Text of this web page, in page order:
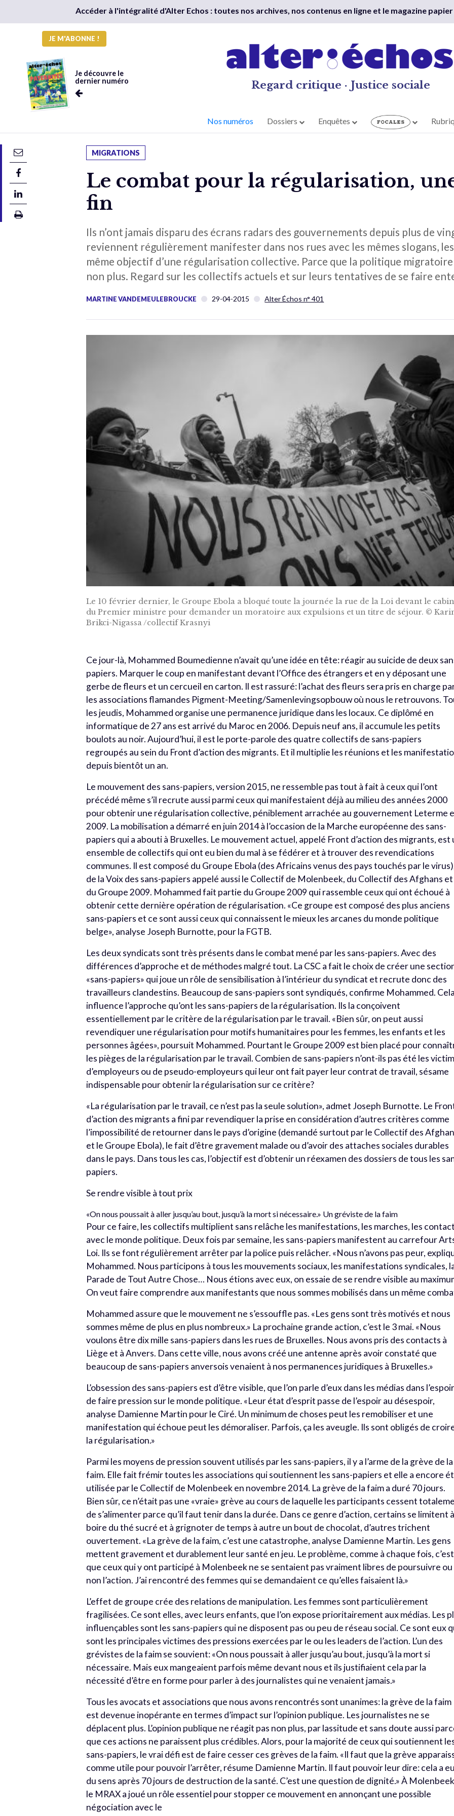
Accéder à l'intégralité d'Alter Echos : toutes nos archives, nos contenus en ligne et le magazine papier
JE M'ABONNE !
Je découvre le
dernier numéro
Regard critique · Justice sociale
Nos numéros Dossiers Enquêtes
MIGRATIONS
Le combat pour la régularisation,
fin
Ils n’ont jamais disparu des écrans radars des gouvernements depuis plus de
reviennent régulièrement manifester dans nos rues avec les mêmes slogans,
même objectif d’une régularisation collective. Parce que la politique migratoire
non plus. Regard sur les collectifs actuels et sur leurs tentatives de se faire
MARTINE VANDEMEULEBROUCKE 29-04-2015 Alter Échos n° 401
Le 10 février dernier, le Groupe Ebola a bloqué toute la journée la rue de la Loi devant le
du Premier ministre pour demander un moratoire aux expulsions et un titre de séjour. ©
Brikci-Nigassa /collectif Krasnyi
Ce jour-là, Mohammed Boumedienne n’avait qu’une idée en tête: réagir au suicide de deux
papiers. Marquer le coup en manifestant devant l’Office des étrangers et en y déposant une
gerbe de fleurs et un cercueil en carton. Il est rassuré: l’achat des fleurs sera pris en charge
les associations flamandes Pigment-Meeting/Samenlevingsopbouw où nous le retrouvons.
les jeudis, Mohammed organise une permanence juridique dans les locaux. Ce diplômé en
informatique de 27 ans est arrivé du Maroc en 2006. Depuis neuf ans, il accumule les petits
boulots au noir. Aujourd’hui, il est le porte-parole des quatre collectifs de sans-papiers
regroupés au sein du Front d’action des migrants. Et il multiplie les réunions et les
depuis bientôt un an.
Le mouvement des sans-papiers, version 2015, ne ressemble pas tout à fait à ceux qui l’ont
précédé même s’il recrute aussi parmi ceux qui manifestaient déjà au milieu des années 2000
pour obtenir une régularisation collective, péniblement arrachée au gouvernement Leterme
2009. La mobilisation a démarré en juin 2014 à l’occasion de la Marche européenne des sans-
papiers qui a abouti à Bruxelles. Le mouvement actuel, appelé Front d’action des migrants, est
ensemble de collectifs qui ont eu bien du mal à se fédérer et à trouver des revendications
communes. Il est composé du Groupe Ebola (des Africains venus des pays touchés par le
de la Voix des sans-papiers appelé aussi le Collectif de Molenbeek, du Collectif des Afghans et
du Groupe 2009. Mohammed fait partie du Groupe 2009 qui rassemble ceux qui ont échoué à
obtenir cette dernière opération de régularisation. «Ce groupe est composé des plus anciens
sans-papiers et ce sont aussi ceux qui connaissent le mieux les arcanes du monde politique
belge», analyse Joseph Burnotte, pour la FGTB.
Les deux syndicats sont très présents dans le combat mené par les sans-papiers. Avec des
différences d’approche et de méthodes malgré tout. La CSC a fait le choix de créer une
«sans-papiers» qui joue un rôle de sensibilisation à l’intérieur du syndicat et recrute donc des
travailleurs clandestins. Beaucoup de sans-papiers sont syndiqués, confirme Mohammed. Cela
influence l’approche qu’ont les sans-papiers de la régularisation. Ils la conçoivent
essentiellement par le critère de la régularisation par le travail. «Bien sûr, on peut aussi
revendiquer une régularisation pour motifs humanitaires pour les femmes, les enfants et les
personnes âgées», poursuit Mohammed. Pourtant le Groupe 2009 est bien placé pour
les pièges de la régularisation par le travail. Combien de sans-papiers n’ont-ils pas été les
d’employeurs ou de pseudo-employeurs qui leur ont fait payer leur contrat de travail, sésame
indispensable pour obtenir la régularisation sur ce critère?
«La régularisation par le travail, ce n’est pas la seule solution», admet Joseph Burnotte. Le
d’action des migrants a fini par revendiquer la prise en considération d’autres critères comme
l’impossibilité de retourner dans le pays d’origine (demandé surtout par le Collectif des
et le Groupe Ebola), le fait d’être gravement malade ou d’avoir des attaches sociales durables
dans le pays. Dans tous les cas, l’objectif est d’obtenir un réexamen des dossiers de tous les
papiers.
Se rendre visible à tout prix
«On nous poussait à aller jusqu’au bout, jusqu’à la mort si nécessaire.» Un gréviste de la faim
Pour ce faire, les collectifs multiplient sans relâche les manifestations, les marches, les
avec le monde politique. Deux fois par semaine, les sans-papiers manifestent au carrefour
Loi. Ils se font régulièrement arrêter par la police puis relâcher. «Nous n’avons pas peur,
Mohammed. Nous participons à tous les mouvements sociaux, les manifestations syndicales,
Parade de Tout Autre Chose… Nous étions avec eux, on essaie de se rendre visible au
On veut faire comprendre aux manifestants que nous sommes mobilisés dans un même
Mohammed assure que le mouvement ne s’essouffle pas. «Les gens sont très motivés et nous
sommes même de plus en plus nombreux.» La prochaine grande action, c’est le 3 mai. «Nous
voulons être dix mille sans-papiers dans les rues de Bruxelles. Nous avons pris des contacts à
Liège et à Anvers. Dans cette ville, nous avons créé une antenne après avoir constaté que
beaucoup de sans-papiers anversois venaient à nos permanences juridiques à Bruxelles.»
L’obsession des sans-papiers est d’être visible, que l’on parle d’eux dans les médias dans l’espoir
de faire pression sur le monde politique. «Leur état d’esprit passe de l’espoir au désespoir,
analyse Damienne Martin pour le Ciré. Un minimum de choses peut les remobiliser et une
manifestation qui échoue peut les démoraliser. Parfois, ça les aveugle. Ils sont obligés de
la régularisation.»
Parmi les moyens de pression souvent utilisés par les sans-papiers, il y a l’arme de la grève de la
faim. Elle fait frémir toutes les associations qui soutiennent les sans-papiers et elle a encore
utilisée par le Collectif de Molenbeek en novembre 2014. La grève de la faim a duré 70 jours.
Bien sûr, ce n’était pas une «vraie» grève au cours de laquelle les participants cessent
de s’alimenter parce qu’il faut tenir dans la durée. Dans ce genre d’action, certains se limitent à
boire du thé sucré et à grignoter de temps à autre un bout de chocolat, d’autres trichent
ouvertement. «La grève de la faim, c’est une catastrophe, analyse Damienne Martin. Les gens
mettent gravement et durablement leur santé en jeu. Le problème, comme à chaque fois, c’est
que ceux qui y ont participé à Molenbeek ne se sentaient pas vraiment libres de poursuivre ou
non l’action. J’ai rencontré des femmes qui se demandaient ce qu’elles faisaient là.»
L’effet de groupe crée des relations de manipulation. Les femmes sont particulièrement
fragilisées. Ce sont elles, avec leurs enfants, que l’on expose prioritairement aux médias. Les
influençables sont les sans-papiers qui ne disposent pas ou peu de réseau social. Ce sont eux
sont les principales victimes des pressions exercées par le ou les leaders de l’action. L’un des
grévistes de la faim se souvient: «On nous poussait à aller jusqu’au bout, jusqu’à la mort si
nécessaire. Mais eux mangeaient parfois même devant nous et ils justifiaient cela par la
nécessité d’être en forme pour parler à des journalistes qui ne venaient jamais.»
Tous les avocats et associations que nous avons rencontrés sont unanimes: la grève de la faim
est devenue inopérante en termes d’impact sur l’opinion publique. Les journalistes ne se
déplacent plus. L’opinion publique ne réagit pas non plus, par lassitude et sans doute aussi
que ces actions ne paraissent plus crédibles. Alors, pour la majorité de ceux qui soutiennent
sans-papiers, le vrai défi est de faire cesser ces grèves de la faim. «Il faut que la grève
comme utile pour pouvoir l’arrêter, résume Damienne Martin. Il faut pouvoir leur dire: cela a eu
du sens après 70 jours de destruction de la santé. C’est une question de dignité.» À
le MRAX a joué un rôle essentiel pour stopper ce mouvement en annonçant une possible
négociation avec le